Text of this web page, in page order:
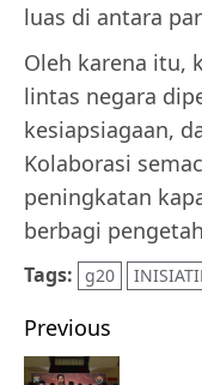
luas di antara
Oleh karena itu,
lintas negara
kesiapsiagaan,
Kolaborasi
peningkatan
berbagi
Tags: g20
Post
navigation
Previous